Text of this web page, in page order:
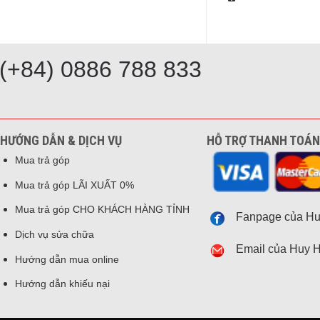
(+84) 0886 788 833
HƯỚNG DẪN & DỊCH VỤ
Mua trả góp
Mua trả góp LÃI XUẤT 0%
Mua trả góp CHO KHÁCH HÀNG TỈNH
Dịch vụ sửa chữa
Hướng dẫn mua online
Hướng dẫn khiếu nại
HỖ TRỢ THANH TOÁN
Fanpage của
Email của Huy